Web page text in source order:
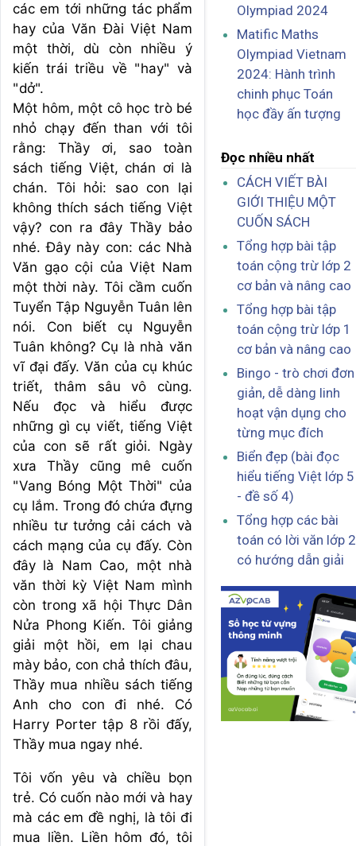
các em tới những tác phẩm
hay của Văn Đài Việt Nam
một thời, dù còn nhiều ý
kiến trái triều về "hay" và
"dở".
Một hôm, một cô học trò bé
nhỏ chạy đến than với tôi
rằng: Thầy ơi, sao toàn
sách tiếng Việt, chán ơi là
chán. Tôi hỏi: sao con lại
không thích sách tiếng Việt
vậy? con ra đây Thầy bảo
nhé. Đây này con: các Nhà
Văn gạo cội của Việt Nam
một thời này. Tôi cầm cuốn
Tuyển Tập Nguyễn Tuân lên
nói. Con biết cụ Nguyễn
Tuân không? Cụ là nhà văn
vĩ đại đấy. Văn của cụ khúc
triết, thâm sâu vô cùng.
Nếu đọc và hiểu được
những gì cụ viết, tiếng Việt
của con sẽ rất giỏi. Ngày
xưa Thầy cũng mê cuốn
"Vang Bóng Một Thời" của
cụ lắm. Trong đó chứa đựng
nhiều tư tưởng cải cách và
cách mạng của cụ đấy. Còn
đây là Nam Cao, một nhà
văn thời kỳ Việt Nam mình
còn trong xã hội Thực Dân
Nửa Phong Kiến. Tôi giảng
giải một hồi, em lại chau
mày bảo, con chả thích đâu,
Thầy mua nhiều sách tiếng
Anh cho con đi nhé. Có
Harry Porter tập 8 rồi đấy,
Thầy mua ngay nhé.
Tôi vốn yêu và chiều bọn
trẻ. Có cuốn nào mới và hay
mà các em đề nghị, là tôi đi
mua liền. Liền hôm đó, tôi
Olympiad 2024
Matific Maths
Olympiad Vietnam
2024: Hành trình
chinh phục Toán
học đầy ấn tượng
Đọc nhiều nhất
CÁCH VIẾT BÀI
GIỚI THIỆU MỘT
CUỐN SÁCH
Tổng hợp bài tập
toán cộng trừ lớp 2
cơ bản và nâng cao
Tổng hợp bài tập
toán cộng trừ lớp 1
cơ bản và nâng cao
Bingo - trò chơi đơn
giản, dễ dàng linh
hoạt vận dụng cho
từng mục đích
Biển đẹp (bài đọc
hiểu tiếng Việt lớp 5
- đề số 4)
Tổng hợp các bài
toán có lời văn lớp 2
có hướng dẫn giải